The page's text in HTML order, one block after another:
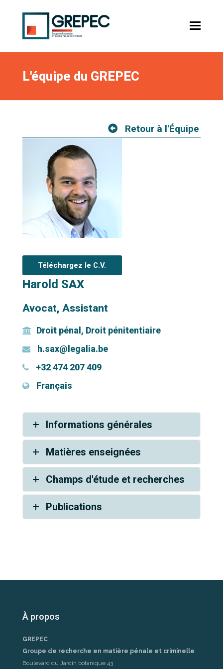
L'équipe du GREPEC
Retour à l'Équipe
Téléchargez le C.V.
Harold SAX
Avocat, Assistant
Droit pénal, Droit pénitentiaire
h.sax@legalia.be
+32 474 207 409
Français
Informations générales
Matières enseignées
Champs d'étude et recherches
Publications
À propos
GREPEC
Groupe de recherche en matière pénale et criminelle
Boulevard du Jardin botanique 43